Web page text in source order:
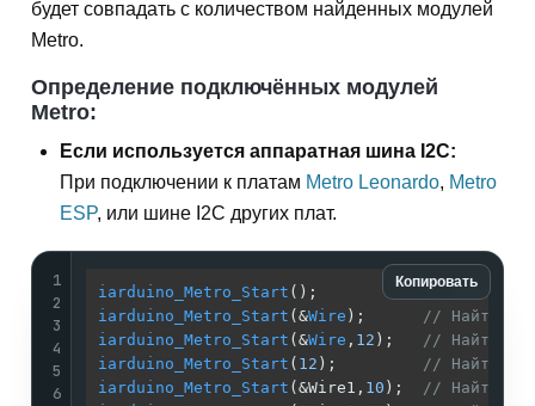
будет совпадать с количеством найденных модулей
Metro.
Определение подключённых модулей
Metro:
Если используется аппаратная шина I2C:
При подключении к платам Metro Leonardo, Metro
ESP, или шине I2C других плат.
Копировать
1
2
3
4
5
6
iarduino_Metro_Start (); // Найти
iarduino_Metro_Start (&Wire );
// Найти
iarduino_Metro_Start (&Wire , 12 );
// Найти
iarduino_Metro_Start ( 12 );
// Найти
iarduino_Metro_Start (&Wire1, 10 );
// Найти